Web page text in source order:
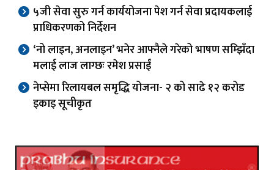
५जी सेवा सुरु गर्न कार्ययोजना पेश गर्न सेवा प्रदायकलाई
प्राधिकरणको निर्देशन
‘नो लाइन, अनलाइन’ भनेर आफ्नैले गरेको भाषण सम्झिँदा
मलाई लाज लाग्छः रमेश प्रसाईं
नेप्सेमा रिलायबल समृद्धि योजना- २ को साढे १२ करोड
इकाइ सूचीकृत